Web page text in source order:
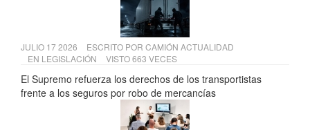
JULIO 17 2026 ESCRITO POR CAMIÓN ACTUALIDAD
EN LEGISLACIÓN VISTO 663 VECES
El Supremo refuerza los derechos de los transportistas
frente a los seguros por robo de mercancías